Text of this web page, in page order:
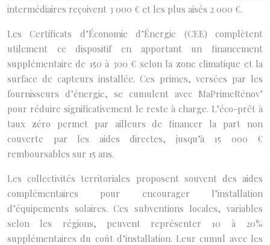
intermédiaires reçoivent 3 000 € et les plus aisés 2 000 €.
Les Certificats d’Économie d’Énergie (CEE) complètent
utilement ce dispositif en apportant un financement
supplémentaire de 150 à 300 € selon la zone climatique et la
surface de capteurs installée. Ces primes, versées par les
fournisseurs d’énergie, se cumulent avec MaPrimeRénov’
pour réduire significativement le reste à charge. L’éco-prêt à
taux zéro permet par ailleurs de financer la part non
couverte par les aides directes, jusqu’à 15 000 €
remboursables sur 15 ans.
Les collectivités territoriales proposent souvent des aides
complémentaires pour encourager l’installation
d’équipements solaires. Ces subventions locales, variables
selon les régions, peuvent représenter 10 à 20%
supplémentaires du coût d’installation. Leur cumul avec les